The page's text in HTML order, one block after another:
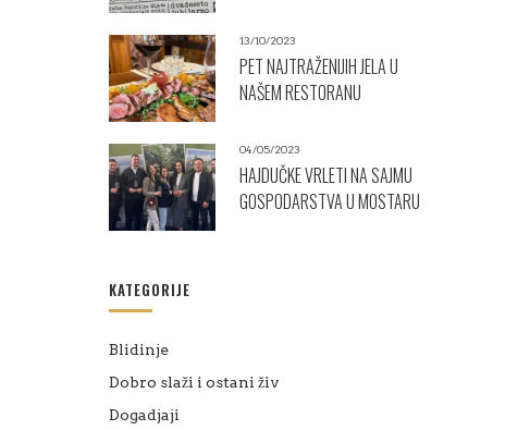
13/10/2023
PET NAJTRAŽENIJIH JELA U
NAŠEM RESTORANU
04/05/2023
HAJDUČKE VRLETI NA SAJMU
GOSPODARSTVA U MOSTARU
KATEGORIJE
Blidinje
Dobro slaži i ostani živ
Dogadjaji